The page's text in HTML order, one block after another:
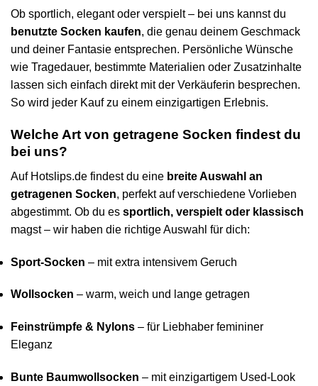
Ob sportlich, elegant oder verspielt – bei uns kannst du
benutzte Socken kaufen, die genau deinem Geschmack
und deiner Fantasie entsprechen. Persönliche Wünsche
wie Tragedauer, bestimmte Materialien oder Zusatzinhalte
lassen sich einfach direkt mit der Verkäuferin besprechen.
So wird jeder Kauf zu einem einzigartigen Erlebnis.
Welche Art von getragene Socken findest du
bei uns?
Auf Hotslips.de findest du eine breite Auswahl an
getragenen Socken, perfekt auf verschiedene Vorlieben
abgestimmt. Ob du es sportlich, verspielt oder klassisch
magst – wir haben die richtige Auswahl für dich:
Sport-Socken – mit extra intensivem Geruch
Wollsocken – warm, weich und lange getragen
Feinstrümpfe & Nylons – für Liebhaber femininer
Eleganz
Bunte Baumwollsocken – mit einzigartigem Used-Look